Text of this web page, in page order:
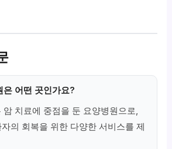
은 어떤 곳인가요?
암 치료에 중점을 둔 요양병원으로,
의 회복을 위한 다양한 서비스를 제